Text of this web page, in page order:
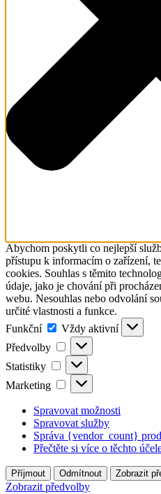
Abychom poskytli co nejlepší
přístupu k informacím o zařízení,
cookies. Souhlas s těmito
údaje, jako je chování při
webu. Nesouhlas nebo odvolání
určité vlastnosti a funkce.
Funkční
Funkční
Vždy aktivní
Předvolby
Předvolby
Statistiky Statistiky
Marketing Marketing
Spravovat možnosti
Spravovat služby
Správa {vendor_count}
Přečtěte si více o těchto
Příjmout Odmítnout Zobrazit
Zobrazit předvolby